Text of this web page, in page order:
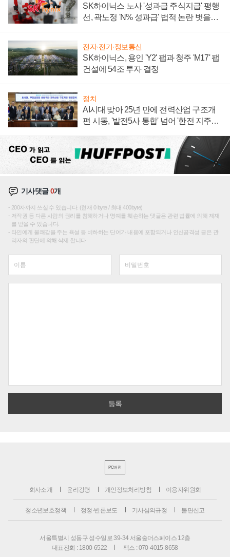
SK하이닉스 노사 '성과급 주식지급' 평행
선, 곽노정 'N% 성과급' 법적 논란 벗을지
전자·전기·정보통신
SK하이닉스, 용인 'Y2' 팹과 청주 'M17' 팹
건설에 54조 투자 결정
정치
AI시대 맞아 25년 만에 전력산업 구조개
편 시동, '발전5사 통합' 넘어 '한전 지주사'
기사댓글0개
200자까지 쓰실 수 있습니다. (현재 0 byte / 최대 400byte)
저작권 등 다른 사람의 권리를 침해하거나 명예를 훼손하는 댓글은 관련 법률에 의해 제재
를 받을 수 있습니다.
타인에게 불쾌감을 주는 욕설 등 비하하는 단어가 내용에 포함되거나 인신공격성 글은 관
리자의 판단에 의해 삭제 합니다.
PC버전
회사소개 윤리강령 개인정보처리방침 이용자위원회
청소년보호정책 정정·반론보도 기사심의규정 불편신고
서울특별시 성동구 성수일로 39-34 서울숲더스페이스 12층
대표전화 : 1800-6522
팩스 : 070-4015-8658